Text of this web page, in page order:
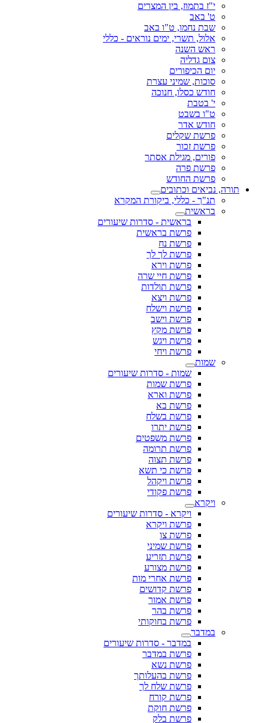
י"ז בתמוז, בין המצרים
ט' באב
שבת נחמו, ט"ו באב
אלול, תשרי, ימים נוראים - כללי
ראש השנה
צום גדליה
יום הכיפורים
סוכות, שמיני עצרת
חודש כסלו, חנוכה
י' בטבת
ט"ו בשבט
חודש אדר
פרשת שקלים
פרשת זכור
פורים, מגילת אסתר
פרשת פרה
פרשת החודש
תורה, נביאים וכתובים
תנ"ך - כללי, ביקורת המקרא
בראשית
בראשית - סדרות שיעורים
פרשת בראשית
פרשת נח
פרשת לך לך
פרשת וירא
פרשת חיי שרה
פרשת תולדות
פרשת ויצא
פרשת וישלח
פרשת וישב
פרשת מקץ
פרשת ויגש
פרשת ויחי
שמות
שמות - סדרות שיעורים
פרשת שמות
פרשת וארא
פרשת בא
פרשת בשלח
פרשת יתרו
פרשת משפטים
פרשת תרומה
פרשת תצוה
פרשת כי תשא
פרשת ויקהל
פרשת פקודי
ויקרא
ויקרא - סדרות שיעורים
פרשת ויקרא
פרשת צו
פרשת שמיני
פרשת תזריע
פרשת מצורע
פרשת אחרי מות
פרשת קדושים
פרשת אמור
פרשת בהר
פרשת בחוקותי
במדבר
במדבר - סדרות שיעורים
פרשת במדבר
פרשת נשא
פרשת בהעלותך
פרשת שלח לך
פרשת קורח
פרשת חוקת
פרשת בלק